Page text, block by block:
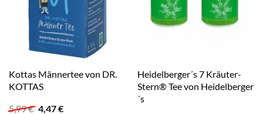
Kottas Männertee von DR.
KOTTAS
5,99€ Ursprünglicher
4,47€Aktueller
Heidelberger´s 7 Kräuter-
Stern® Tee von Heidelberger
´s